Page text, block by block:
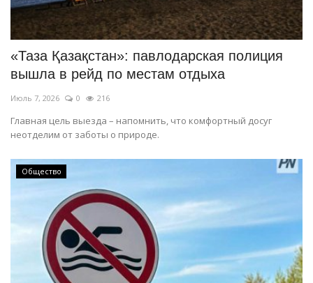
«Таза Қазақстан»: павлодарская полиция
вышла в рейд по местам отдыха
Июль 7, 2026 0 216
Главная цель выезда – напомнить, что комфортный досуг
неотделим от заботы о природе.
Общество